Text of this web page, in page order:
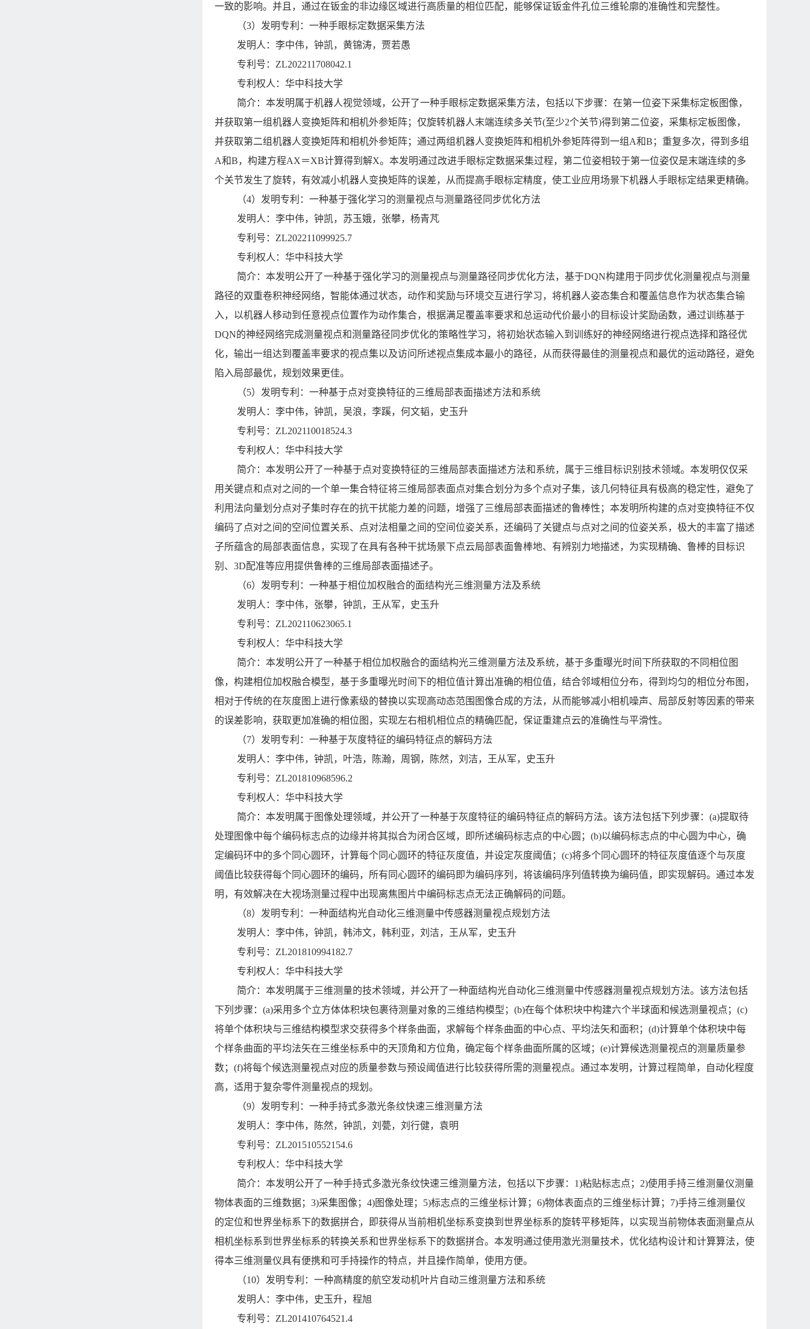
一致的影响。并且，通过在钣金的非边缘区域进行高质量的相位匹配，能够保证钣金件孔位三维轮廓的准确性和完整性。
（3）发明专利：一种手眼标定数据采集方法
发明人：李中伟，钟凯，黄锦涛，贾若愚
专利号：ZL202211708042.1
专利权人：华中科技大学
简介：本发明属于机器人视觉领域，公开了一种手眼标定数据采集方法，包括以下步骤：在第一位姿下采集标定板图像，
并获取第一组机器人变换矩阵和相机外参矩阵；仅旋转机器人末端连续多关节(至少2个关节)得到第二位姿，采集标定板图像，
并获取第二组机器人变换矩阵和相机外参矩阵；通过两组机器人变换矩阵和相机外参矩阵得到一组A和B；重复多次，得到多组
A和B，构建方程AX＝XB计算得到解X。本发明通过改进手眼标定数据采集过程，第二位姿相较于第一位姿仅是末端连续的多
个关节发生了旋转，有效减小机器人变换矩阵的误差，从而提高手眼标定精度，使工业应用场景下机器人手眼标定结果更精确。
（4）发明专利：一种基于强化学习的测量视点与测量路径同步优化方法
发明人：李中伟，钟凯，苏玉娥，张攀，杨青芃
专利号：ZL202211099925.7
专利权人：华中科技大学
简介：本发明公开了一种基于强化学习的测量视点与测量路径同步优化方法，基于DQN构建用于同步优化测量视点与测量
路径的双重卷积神经网络，智能体通过状态，动作和奖励与环境交互进行学习，将机器人姿态集合和覆盖信息作为状态集合输
入，以机器人移动到任意视点位置作为动作集合，根据满足覆盖率要求和总运动代价最小的目标设计奖励函数，通过训练基于
DQN的神经网络完成测量视点和测量路径同步优化的策略性学习，将初始状态输入到训练好的神经网络进行视点选择和路径优
化，输出一组达到覆盖率要求的视点集以及访问所述视点集成本最小的路径，从而获得最佳的测量视点和最优的运动路径，避免
陷入局部最优，规划效果更佳。
（5）发明专利：一种基于点对变换特征的三维局部表面描述方法和系统
发明人：李中伟，钟凯，吴浪，李蹊，何文韬，史玉升
专利号：ZL202110018524.3
专利权人：华中科技大学
简介：本发明公开了一种基于点对变换特征的三维局部表面描述方法和系统，属于三维目标识别技术领域。本发明仅仅采
用关键点和点对之间的一个单一集合特征将三维局部表面点对集合划分为多个点对子集，该几何特征具有极高的稳定性，避免了
利用法向量划分点对子集时存在的抗干扰能力差的问题，增强了三维局部表面描述的鲁棒性；本发明所构建的点对变换特征不仅
编码了点对之间的空间位置关系、点对法相量之间的空间位姿关系，还编码了关键点与点对之间的位姿关系，极大的丰富了描述
子所蕴含的局部表面信息，实现了在具有各种干扰场景下点云局部表面鲁棒地、有辨别力地描述，为实现精确、鲁棒的目标识
别、3D配准等应用提供鲁棒的三维局部表面描述子。
（6）发明专利：一种基于相位加权融合的面结构光三维测量方法及系统
发明人：李中伟，张攀，钟凯，王从军，史玉升
专利号：ZL202110623065.1
专利权人：华中科技大学
简介：本发明公开了一种基于相位加权融合的面结构光三维测量方法及系统，基于多重曝光时间下所获取的不同相位图
像，构建相位加权融合模型，基于多重曝光时间下的相位值计算出准确的相位值，结合邻域相位分布，得到均匀的相位分布图，
相对于传统的在灰度图上进行像素级的替换以实现高动态范围图像合成的方法，从而能够减小相机噪声、局部反射等因素的带来
的误差影响，获取更加准确的相位图，实现左右相机相位点的精确匹配，保证重建点云的准确性与平滑性。
（7）发明专利：一种基于灰度特征的编码特征点的解码方法
发明人：李中伟，钟凯，叶浩，陈瀚，周钢，陈然，刘洁，王从军，史玉升
专利号：ZL201810968596.2
专利权人：华中科技大学
简介：本发明属于图像处理领域，并公开了一种基于灰度特征的编码特征点的解码方法。该方法包括下列步骤：(a)提取待
处理图像中每个编码标志点的边缘并将其拟合为闭合区域，即所述编码标志点的中心圆；(b)以编码标志点的中心圆为中心，确
定编码环中的多个同心圆环，计算每个同心圆环的特征灰度值，并设定灰度阈值；(c)将多个同心圆环的特征灰度值逐个与灰度
阈值比较获得每个同心圆环的编码，所有同心圆环的编码即为编码序列，将该编码序列值转换为编码值，即实现解码。通过本发
明，有效解决在大视场测量过程中出现离焦图片中编码标志点无法正确解码的问题。
（8）发明专利：一种面结构光自动化三维测量中传感器测量视点规划方法
发明人：李中伟，钟凯，韩沛文，韩利亚，刘洁，王从军，史玉升
专利号：ZL201810994182.7
专利权人：华中科技大学
简介：本发明属于三维测量的技术领域，并公开了一种面结构光自动化三维测量中传感器测量视点规划方法。该方法包括
下列步骤：(a)采用多个立方体体积块包裹待测量对象的三维结构模型；(b)在每个体积块中构建六个半球面和候选测量视点；(c)
将单个体积块与三维结构模型求交获得多个样条曲面，求解每个样条曲面的中心点、平均法矢和面积；(d)计算单个体积块中每
个样条曲面的平均法矢在三维坐标系中的天顶角和方位角，确定每个样条曲面所属的区域；(e)计算候选测量视点的测量质量参
数；(f)将每个候选测量视点对应的质量参数与预设阈值进行比较获得所需的测量视点。通过本发明，计算过程简单，自动化程度
高，适用于复杂零件测量视点的规划。
（9）发明专利：一种手持式多激光条纹快速三维测量方法
发明人：李中伟，陈然，钟凯，刘甍，刘行健，袁明
专利号：ZL201510552154.6
专利权人：华中科技大学
简介：本发明公开了一种手持式多激光条纹快速三维测量方法，包括以下步骤：1)粘贴标志点；2)使用手持三维测量仪测量
物体表面的三维数据；3)采集图像；4)图像处理；5)标志点的三维坐标计算；6)物体表面点的三维坐标计算；7)手持三维测量仪
的定位和世界坐标系下的数据拼合，即获得从当前相机坐标系变换到世界坐标系的旋转平移矩阵，以实现当前物体表面测量点从
相机坐标系到世界坐标系的转换关系和世界坐标系下的数据拼合。本发明通过使用激光测量技术，优化结构设计和计算算法，使
得本三维测量仪具有便携和可手持操作的特点，并且操作简单，使用方便。
（10）发明专利：一种高精度的航空发动机叶片自动三维测量方法和系统
发明人：李中伟，史玉升，程旭
专利号：ZL201410764521.4